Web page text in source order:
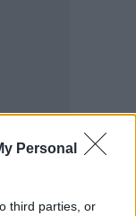
Personal
third parties, or